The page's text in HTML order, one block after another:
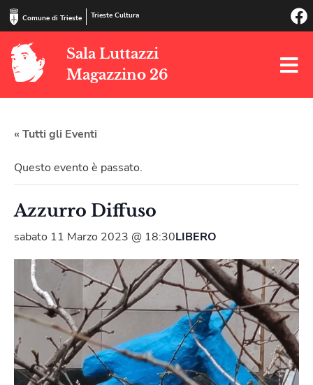
Comune di Trieste Trieste Cultura
Sala Luttazzi
Magazzino 26
« Tutti gli Eventi
Questo evento è passato.
Azzurro Diffuso
sabato 11 Marzo 2023 @ 18:30LIBERO